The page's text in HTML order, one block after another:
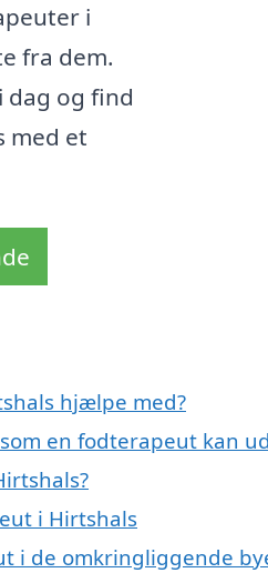
i
fra dem.
og find
med et
hjælpe med?
en fodterapeut kan
i Hirtshals
i de omkringliggende